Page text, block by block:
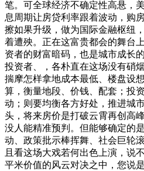
笔。可全球经济不确定性高悬，
息周期让房贷利率跟着波动，购
擦如果升级，做为国际金融枢纽
着遭殃。正在这富贵都会的舞台
资者的财富暗码，也是城市成长
投资者、，各朴直在这场没有硝
揣摩怎样拿地成本最低、楼盘设
算，衡量地段、价钱、配套；投
动；则要均衡各方好处，推进城
头，将来房价是打破云霄再创高
没人能精准预判。但能够确定的
动、政策批示棒挥舞、社会巨轮
且看这场大戏若何出色上演，说
平米价值的风云对决之中，您说